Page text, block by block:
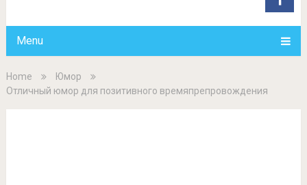
Menu
Home
Юмор
Отличный юмор для позитивного времяпрепровождения